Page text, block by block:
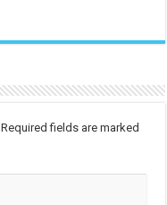
Required fields are marked